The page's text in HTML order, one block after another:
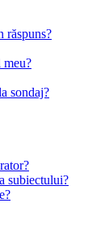
răspuns?
meu?
sondaj?
subiectului?